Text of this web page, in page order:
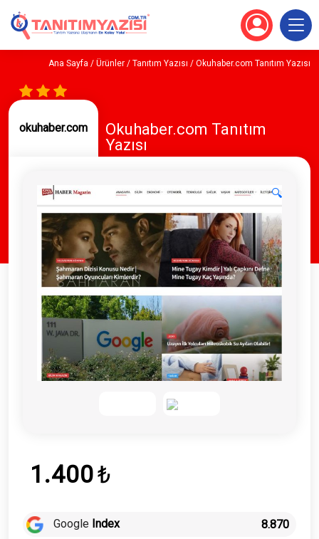
Ana Sayfa / Ürünler / Tanıtım Yazısı / Okuhaber.com Tanıtım Yazısı
okuhaber.com
Okuhaber.com Tanıtım
Yazısı
🔍
1.400₺
Google Index 8.870